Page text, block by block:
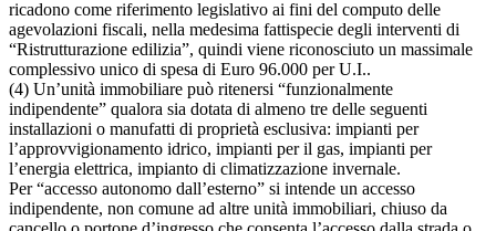
ricadono come riferimento legislativo ai fini del computo delle
agevolazioni fiscali, nella medesima fattispecie degli interventi di
“Ristrutturazione edilizia”, quindi viene riconosciuto un massimale
complessivo unico di spesa di Euro 96.000 per U.I..
(4) Un’unità immobiliare può ritenersi “funzionalmente
indipendente” qualora sia dotata di almeno tre delle seguenti
installazioni o manufatti di proprietà esclusiva: impianti per
l’approvvigionamento idrico, impianti per il gas, impianti per
l’energia elettrica, impianto di climatizzazione invernale.
Per “accesso autonomo dall’esterno” si intende un accesso
indipendente, non comune ad altre unità immobiliari, chiuso da